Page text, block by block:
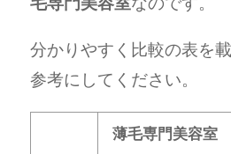
分かりやすく比較の表を
参考にしてください。
薄毛専門美容室